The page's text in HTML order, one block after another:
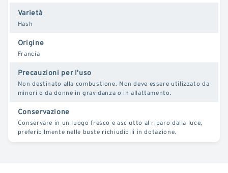
Varietà
Hash
Origine
Francia
Precauzioni per l'uso
Non destinato alla combustione. Non deve essere utilizzato da
minori o da donne in gravidanza o in allattamento.
Conservazione
Conservare in un luogo fresco e asciutto al riparo dalla luce,
preferibilmente nelle buste richiudibili in dotazione.